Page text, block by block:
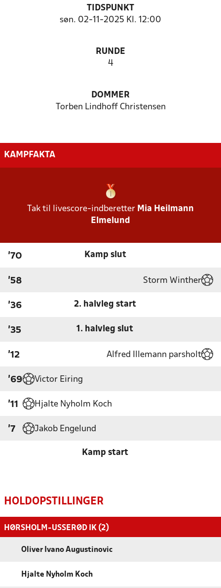
TIDSPUNKT
søn. 02-11-2025 Kl. 12:00
RUNDE
4
DOMMER
Torben Lindhoff Christensen
KAMPFAKTA
Tak til livescore-indberetter Mia Heilmann
Elmelund
'70 Kamp slut
'58 Storm Winther
'36 2. halvleg start
'35 1. halvleg slut
'12 Alfred Illemann parsholt
'69 Victor Eiring
'11 Hjalte Nyholm Koch
'7 Jakob Engelund
Kamp start
HOLDOPSTILLINGER
HØRSHOLM-USSERØD IK (2)
Oliver Ivano Augustinovic
Hjalte Nyholm Koch